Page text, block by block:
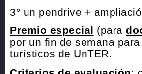
3° un pendrive +
Premio especial (para
por un fin de semana
turísticos de UnTER.